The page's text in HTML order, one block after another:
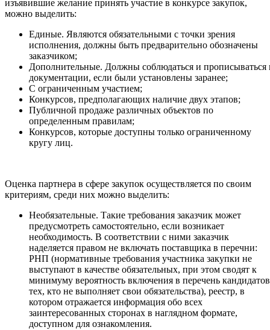
изъявившие желание принять участие в конкурсе закупок,
можно выделить:
Единые. Являются обязательными с точки зрения
исполнения, должны быть предварительно обозначены
заказчиком;
Дополнительные. Должны соблюдаться и прописываться
документации, если были установлены заранее;
С ограниченным участием;
Конкурсов, предполагающих наличие двух этапов;
Публичной продаже различных объектов по
определенным правилам;
Конкурсов, которые доступны только ограниченному
кругу лиц.
Оценка партнера в сфере закупок осуществляется по своим
критериям, среди них можно выделить:
Необязательные. Такие требования заказчик может
предусмотреть самостоятельно, если возникает
необходимость. В соответствии с ними заказчик
наделяется правом не включать поставщика в перечни:
РНП (нормативные требования участника закупки не
выступают в качестве обязательных, при этом сводят к
минимуму вероятность включения в перечень
тех, кто не выполняет свои обязательства), реестр, в
котором отражается информация обо всех
заинтересованных сторонах в наглядном формате,
доступном для ознакомления.